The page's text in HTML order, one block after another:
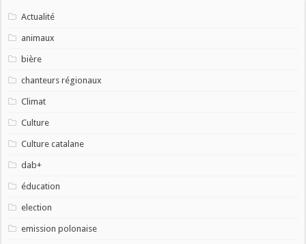
Actualité
animaux
bière
chanteurs régionaux
Climat
Culture
Culture catalane
dab+
éducation
election
emission polonaise